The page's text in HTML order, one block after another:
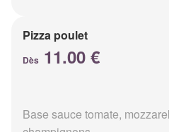
Pizza poulet
Dès 11.00 €
Base sauce tomate,